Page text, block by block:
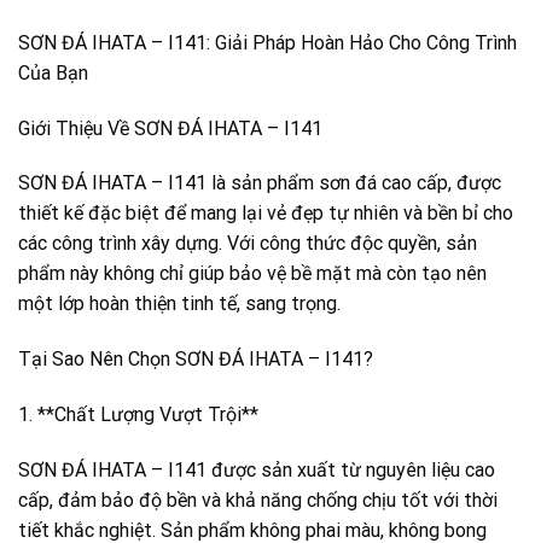
SƠN ĐÁ IHATA – I141: Giải Pháp Hoàn Hảo Cho Công Trình
Của Bạn
Giới Thiệu Về SƠN ĐÁ IHATA – I141
SƠN ĐÁ IHATA – I141 là sản phẩm sơn đá cao cấp, được
thiết kế đặc biệt để mang lại vẻ đẹp tự nhiên và bền bỉ cho
các công trình xây dựng. Với công thức độc quyền, sản
phẩm này không chỉ giúp bảo vệ bề mặt mà còn tạo nên
một lớp hoàn thiện tinh tế, sang trọng.
Tại Sao Nên Chọn SƠN ĐÁ IHATA – I141?
1. **Chất Lượng Vượt Trội**
SƠN ĐÁ IHATA – I141 được sản xuất từ nguyên liệu cao
cấp, đảm bảo độ bền và khả năng chống chịu tốt với thời
tiết khắc nghiệt. Sản phẩm không phai màu, không bong